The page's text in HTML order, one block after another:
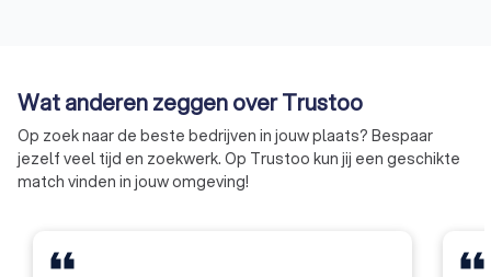
uitvaartondernemer het
keurmerk mag blijven voeren.
Wat anderen zeggen over Trustoo
Op zoek naar de beste bedrijven in jouw plaats? Bespaar
jezelf veel tijd en zoekwerk. Op Trustoo kun jij een geschikte
match vinden in jouw omgeving!